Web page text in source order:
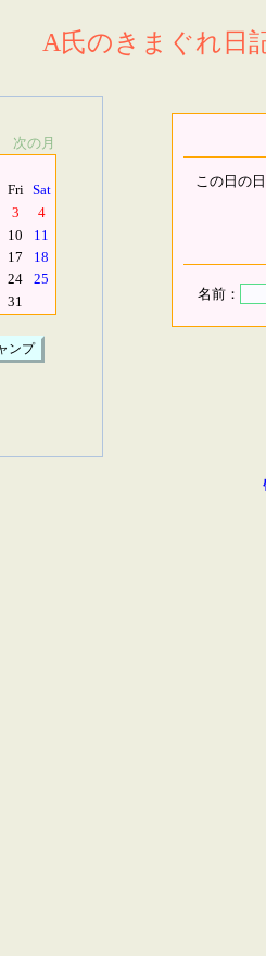
A氏のきまぐれ日
次の月
Fri Sat
3
4
10
11
17
18
24
25
31
この日の
名前：